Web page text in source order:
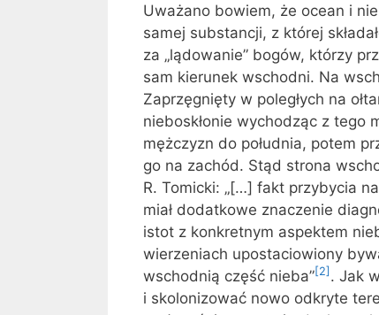
Uważano bowiem, że ocean i
samej substancji, z której
za „lądowanie” bogów, którzy
sam kierunek wschodni. Na
Zaprzęgnięty w poległych na
nieboskłonie wychodząc z tego
mężczyzn do południa, potem
go na zachód. Stąd strona
R. Tomicki: „[…] fakt przybycia
miał dodatkowe znaczenie
istot z konkretnym aspektem
wierzeniach upostaciowiony
wschodnią część nieba”[2] . Jak
i skolonizować nowo odkryte